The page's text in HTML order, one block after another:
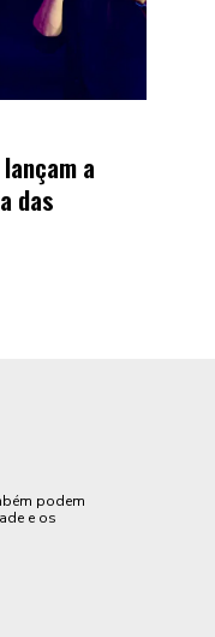
a
das
podem
e os